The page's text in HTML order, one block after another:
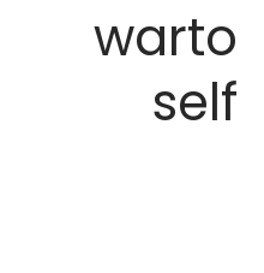
warto
self